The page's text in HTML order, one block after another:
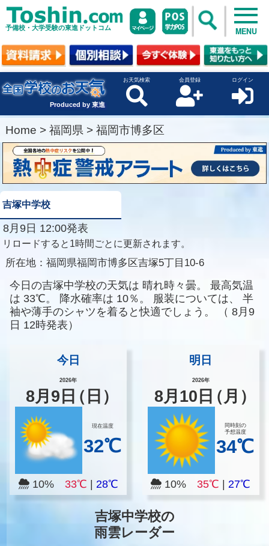
予備校・大学受験の東進ドットコム MENU
Produced by 東進
お天気検索 会員登録 ログイン
Home > 福岡県 > 福岡市博多区
吉塚中学校
8月9日 12:00発表
リロードすると1時間ごとに更新されます。
所在地： 福岡県福岡市博多区吉塚5丁目10-6
今日の吉塚中学校の天気は 晴れ時々曇。
最高気温
は 33℃。 降水確率は 10％。 服装については、
半
袖や薄手のシャツを着ると快適でしょう。
（ 8月9
日 12時発表）
今日
2026年
8月 9 日（日）
現在温度
32℃
10% 33℃ 28℃
明日
2026年
8月 10 日（月）
同時刻の
予想温度
34℃
10%35℃ |27℃
吉塚中学校の
雨雲レーダー